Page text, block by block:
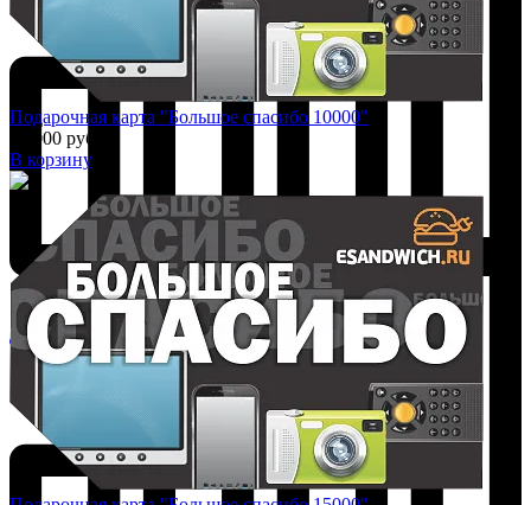
Добавить к сравнению
Подарочная карта "Большое спасибо 10000"
10 000 руб.
В корзину